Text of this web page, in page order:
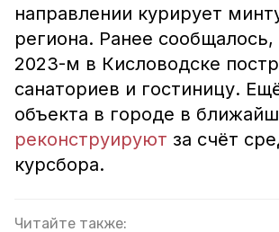
направлении курирует
региона. Ранее
2023-м в Кисловодске
санаториев и гостиницу.
объекта в городе в
реконструируют за счёт
курсбора.
Читайте также: